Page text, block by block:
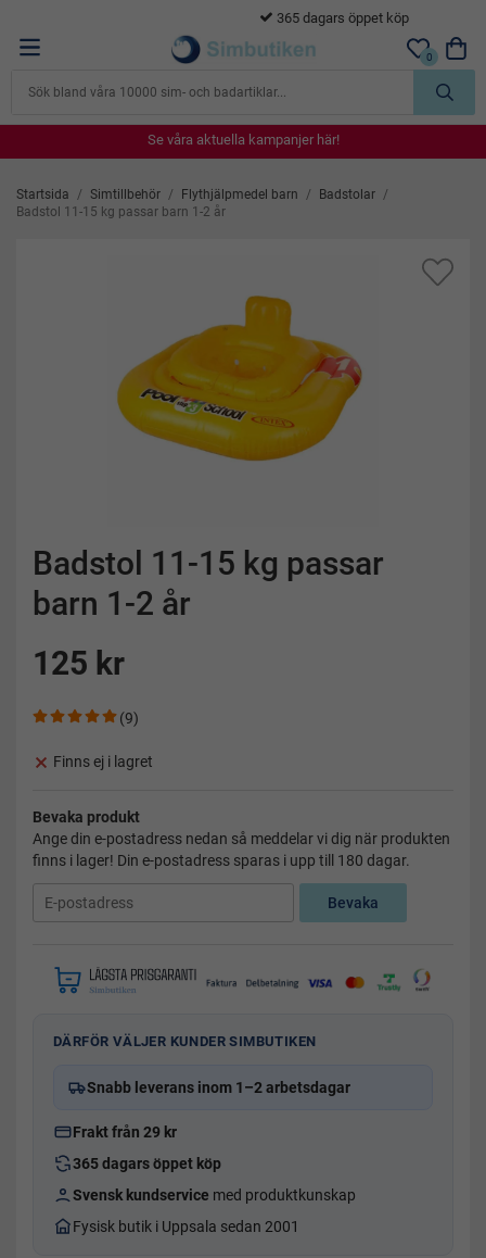
365 dagars öppet köp
0
Se våra aktuella kampanjer här!
Se våra aktuella kampanjer här!
Se våra aktuella kampanjer här!
Se våra aktuella kampanjer här!
Startsida / Simtillbehör / Flythjälpmedel barn / Badstolar /
Badstol 11-15 kg passar barn 1-2 år
Badstol 11-15 kg passar
barn 1-2 år
125 kr
(9)
Finns ej i lagret
Bevaka produkt
Ange din e-postadress nedan så meddelar vi dig när produkten
finns i lager! Din e-postadress sparas i upp till 180 dagar.
Bevaka
DÄRFÖR VÄLJER KUNDER SIMBUTIKEN
Snabb leverans inom 1–2 arbetsdagar
Frakt från 29 kr
365 dagars öppet köp
Svensk kundservice med produktkunskap
Fysisk butik i Uppsala sedan 2001